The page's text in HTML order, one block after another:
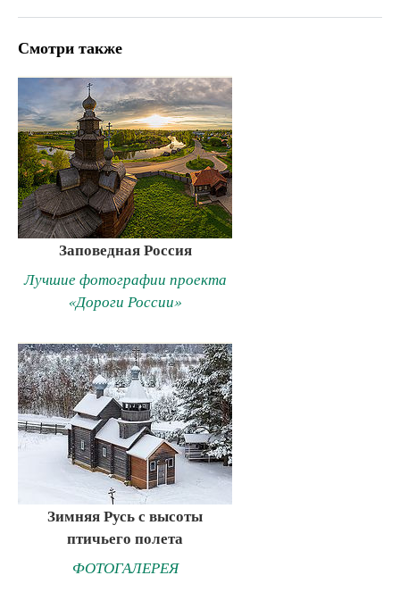
Смотри также
Заповедная Россия
Лучшие фотографии проекта
«Дороги России»
Зимняя Русь с высоты
птичьего полета
ФОТОГАЛЕРЕЯ